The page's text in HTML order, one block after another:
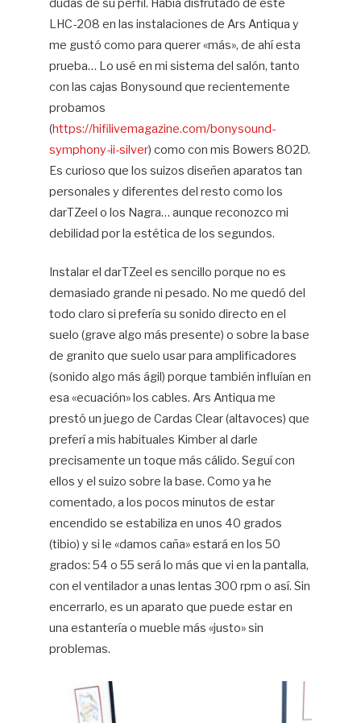
dudas de su perfil. Había disfrutado de este
LHC-208 en las instalaciones de Ars Antiqua y
me gustó como para querer «más», de ahí esta
prueba… Lo usé en mi sistema del salón, tanto
con las cajas Bonysound que recientemente
probamos
(https://hifilivemagazine.com/bonysound-
symphony-ii-silver) como con mis Bowers 802D.
Es curioso que los suizos diseñen aparatos tan
personales y diferentes del resto como los
darTZeel o los Nagra… aunque reconozco mi
debilidad por la estética de los segundos.
Instalar el darTZeel es sencillo porque no es
demasiado grande ni pesado. No me quedó del
todo claro si prefería su sonido directo en el
suelo (grave algo más presente) o sobre la base
de granito que suelo usar para amplificadores
(sonido algo más ágil) porque también influían en
esa «ecuación» los cables. Ars Antiqua me
prestó un juego de Cardas Clear (altavoces) que
preferí a mis habituales Kimber al darle
precisamente un toque más cálido. Seguí con
ellos y el suizo sobre la base. Como ya he
comentado, a los pocos minutos de estar
encendido se estabiliza en unos 40 grados
(tibio) y si le «damos caña» estará en los 50
grados: 54 o 55 será lo más que vi en la pantalla,
con el ventilador a unas lentas 300 rpm o así. Sin
encerrarlo, es un aparato que puede estar en
una estantería o mueble más «justo» sin
problemas.